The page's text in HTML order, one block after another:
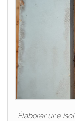
Élaborer une